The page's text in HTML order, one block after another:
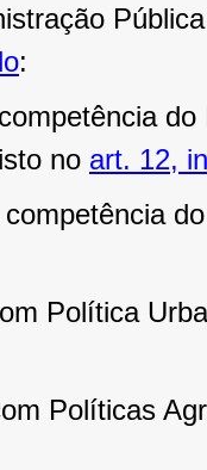
:
no art. 12,
Política
Políticas